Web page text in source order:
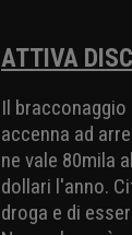
ATTIVA
Il
accenna ad
ne vale 80mila
dollari l'anno.
droga e di